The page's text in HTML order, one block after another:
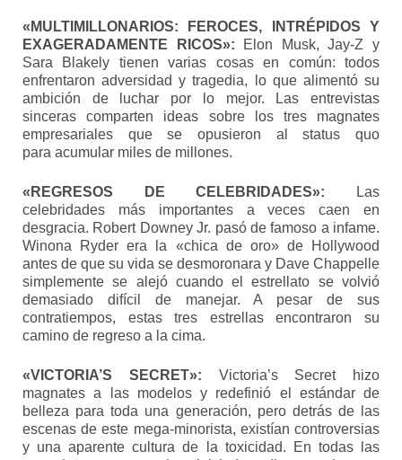
«MULTIMILLONARIOS: FEROCES, INTRÉPIDOS Y
EXAGERADAMENTE RICOS»:
Elon Musk, Jay-Z y
Sara Blakely tienen varias cosas en común: todos
enfrentaron adversidad y tragedia, lo que alimentó su
ambición de luchar por lo mejor. Las entrevistas
sinceras comparten ideas sobre los tres magnates
empresariales que se opusieron al status quo
para acumular miles de millones.
«REGRESOS DE CELEBRIDADES»:
Las
celebridades más importantes a veces caen en
desgracia. Robert Downey Jr. pasó de famoso a infame.
Winona Ryder era la «chica de oro» de Hollywood
antes de que su vida se desmoronara y Dave Chappelle
simplemente se alejó cuando el estrellato se volvió
demasiado difícil de manejar. A pesar de sus
contratiempos, estas tres estrellas encontraron su
camino de regreso a la cima.
«VICTORIA’S SECRET»: Victoria’s Secret hizo
magnates a las modelos y redefinió el estándar de
belleza para toda una generación, pero detrás de las
escenas de este mega-minorista, existían controversias
y una aparente cultura de la toxicidad. En todas las